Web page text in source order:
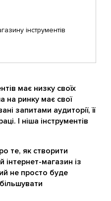
інструментів
має низку своїх
на ринку має свої
запитами аудиторії, її
І ніша інструментів
те, як створити
інтернет-магазин із
не просто буде